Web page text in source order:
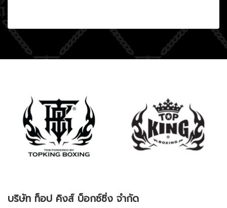
บริษัท ท็อป คิงส์ บ็อกซ์ซิ่ง จำกัด